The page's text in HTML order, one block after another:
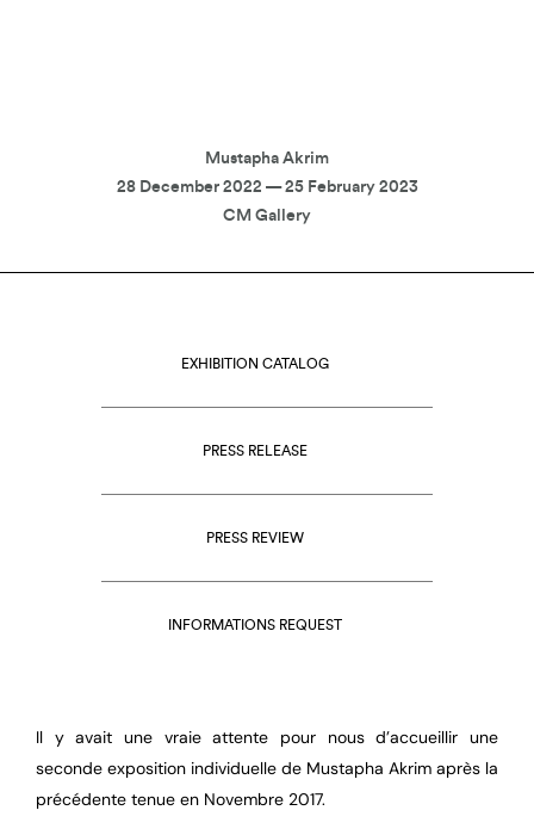
Mustapha Akrim
28 December 2022 — 25 February 2023
CM Gallery
EXHIBITION CATALOG
PRESS RELEASE
PRESS REVIEW
INFORMATIONS REQUEST
Il y avait une vraie attente pour nous d’accueillir une
seconde exposition individuelle de Mustapha Akrim après la
précédente tenue en Novembre 2017.